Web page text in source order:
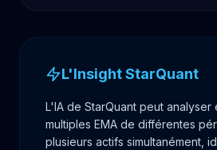
L'Insight StarQuant
L'IA de StarQuant peut
multiples EMA de différentes
plusieurs actifs simultanément,